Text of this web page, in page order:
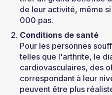
de leur activité, même
000 pas.
Conditions de santé
Pour les personnes
telles que l'arthrite, le
cardiovasculaires, des
correspondant à leur
peuvent être plus